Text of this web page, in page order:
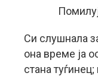
Си слушнала
она време ја
стана